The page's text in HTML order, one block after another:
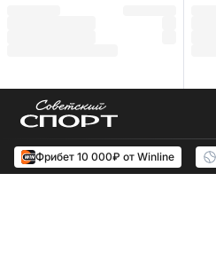
Фрибет 10 000₽ от Winline